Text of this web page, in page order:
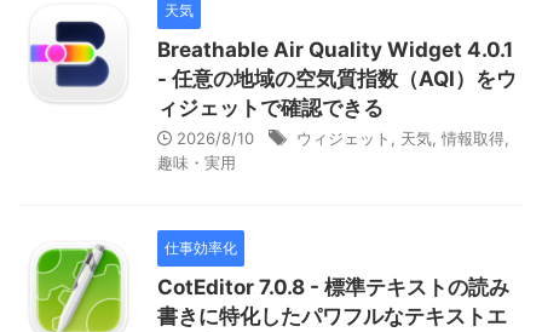
天気
Breathable Air Quality Widget 4.0.1
- 任意の地域の空気質指数（AQI）をウ
ィジェットで確認できる
2026/8/10 ウィジェット 天気 情報取得
趣味・実用
仕事効率化
CotEditor 7.0.8 - 標準テキストの読み
書きに特化したパワフルなテキストエ